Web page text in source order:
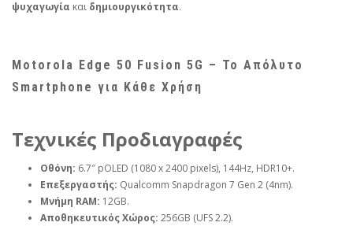
ψυχαγωγία και δημιουργικότητα.
Motorola Edge 50 Fusion 5G – Το Απόλυτο
Smartphone για Κάθε Χρήση
Τεχνικές Προδιαγραφές
Οθόνη: 6.7″ pOLED (1080 x 2400 pixels), 144Hz, HDR10+.
Επεξεργαστής: Qualcomm Snapdragon 7 Gen 2 (4nm).
Μνήμη RAM: 12GB.
Αποθηκευτικός Χώρος: 256GB (UFS 2.2).